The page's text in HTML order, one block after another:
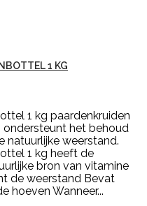
1 KG
1 kg paardenkruiden
het behoud
natuurlijke weerstand.
1 kg heeft de
bron van vitamine
de weerstand Bevat
hoeven Wanneer...